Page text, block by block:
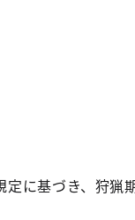
に基づき、狩猟